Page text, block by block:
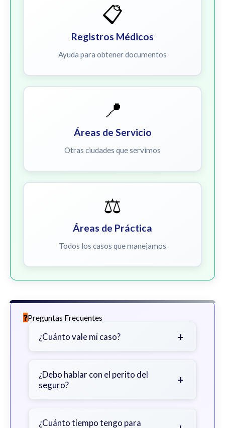
📋
Registros Médicos
Ayuda para obtener documentos
📍
Áreas de Servicio
Otras ciudades que servimos
⚖️
Áreas de Práctica
Todos los casos que manejamos
Preguntas Frecuentes
¿Cuánto vale mi caso? +
gravedad de sus lesiones, facturas
médicas, tiempo fuera del trabajo y
¿Debo hablar con el perito del
seguro?
+
primero con un abogado para evitar
¿Cuánto tiempo tengo para